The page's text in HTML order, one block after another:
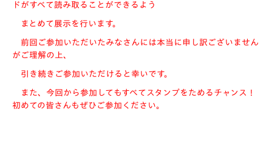
ドがすべて読み取ることができるよう
まとめて展示を行います。
前回ご参加いただいたみなさんには本当に申し訳ございません
がご理解の上、
引き続きご参加いただけると幸いです。
また、今回から参加してもすべてスタンプをためるチャンス！
初めての皆さんもぜひご参加ください。